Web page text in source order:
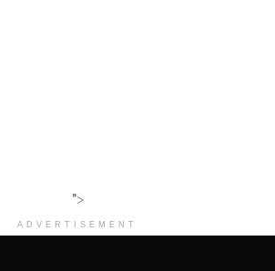
">
ADVERTISEMENT